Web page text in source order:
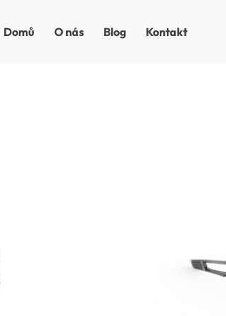
Domů O nás Blog Kontakt